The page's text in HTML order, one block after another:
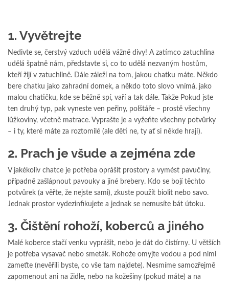
1. Vyvětrejte
Nedivte se, čerstvý vzduch udělá vážně divy! A zatímco zatuchlina
udělá špatně nám, představte si, co to udělá nezvaným hostům,
kteří žijí v zatuchlině. Dále záleží na tom, jakou chatku máte. Někdo
bere chatku jako zahradní domek, a někdo toto slovo vnímá, jako
malou chatičku, kde se běžně spí, vaří a tak dále. Takže Pokud jste
ten druhý typ, pak vyneste ven peřiny, polštáře – prostě všechny
lůžkoviny, včetně matrace. Vyprašte je a vyžeňte všechny potvůrky
– i ty, které máte za roztomilé (ale děti ne, ty ať si někde hrají).
2. Prach je všude a zejména zde
V jakékoliv chatce je potřeba oprášit prostory a vymést pavučiny,
případně zašlápnout pavouky a jiné brebery. Kdo se bojí těchto
potvůrek (a věřte, že nejste sami), zkuste použít biolit nebo savo.
Jednak prostor vydezinfikujete a jednak se nemusíte bát útoku.
3. Čištění rohoží, koberců a jiného
Malé koberce stačí venku vyprášit, nebo je dát do čistírny. U větších
je potřeba vysavač nebo smeták. Rohože omyjte vodou a pod nimi
zameťte (nevěřili byste, co vše tam najdete). Nesmíme samozřejmě
zapomenout ani na židle, nebo na kožešiny (pokud máte) a na